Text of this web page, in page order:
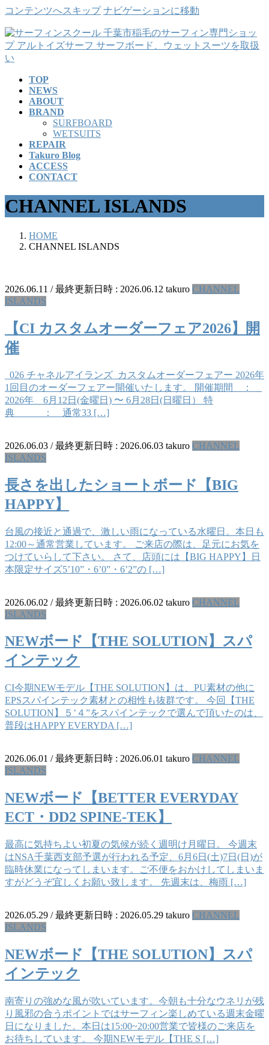
コンテンツへスキップ ナビゲーションに移動
TOP
NEWS
ABOUT
BRAND
SURFBOARD
WETSUITS
REPAIR
Takuro Blog
ACCESS
CONTACT
CHANNEL ISLANDS
HOME
CHANNEL ISLANDS
2026.06.11 / 最終更新日時 : 2026.06.12 takuro CHANNEL
ISLANDS
【CI カスタムオーダーフェア2026】開
催
026 チャネルアイランズ カスタムオーダーフェアー 2026年
1回目のオーダーフェアー開催いたします。 開催期間 ：
2026年 6月12日(金曜日) 〜 6月28日(日曜日） 特
典 ： 通常33 […]
2026.06.03 / 最終更新日時 : 2026.06.03 takuro CHANNEL
ISLANDS
長さを出したショートボード【BIG
HAPPY】
台風の接近と通過で、激しい雨になっている水曜日。本日も
12:00～通常営業しています。 ご来店の際は、足元にお気を
つけていらして下さい。 さて、店頭には【BIG HAPPY】日
本限定サイズ5’10”・6’0”・6’2”の […]
2026.06.02 / 最終更新日時 : 2026.06.02 takuro CHANNEL
ISLANDS
NEWボード【THE SOLUTION】スパ
インテック
CI今期NEWモデル【THE SOLUTION】は、PU素材の他に
EPSスパインテック素材との相性も抜群です。 今回【THE
SOLUTION】５’４”をスパインテックで選んで頂いたのは、
普段はHAPPY EVERYDA […]
2026.06.01 / 最終更新日時 : 2026.06.01 takuro CHANNEL
ISLANDS
NEWボード【BETTER EVERYDAY
ECT・DD2 SPINE-TEK】
最高に気持ちよい初夏の気候が続く週明け月曜日。 今週末
はNSA千葉西支部予選が行われる予定、6月6日(土)7日(日)が
臨時休業になってしまいます。ご不便をおかけしてしまいま
すがどうぞ宜しくお願い致します。 先週末は、梅雨 […]
2026.05.29 / 最終更新日時 : 2026.05.29 takuro CHANNEL
ISLANDS
NEWボード【THE SOLUTION】スパ
インテック
南寄りの強めな風が吹いています。今朝も十分なウネリが残
り風邪の合うポイントではサーフィン楽しめている週末金曜
日になりました。本日は15:00~20:00営業で皆様のご来店を
お待ちしています。 今期NEWモデル【THE S […]